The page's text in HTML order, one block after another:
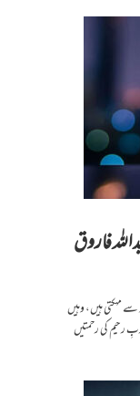
فاروق
مہکتی ہیں، وہیں
رحیم کی رحمتیں